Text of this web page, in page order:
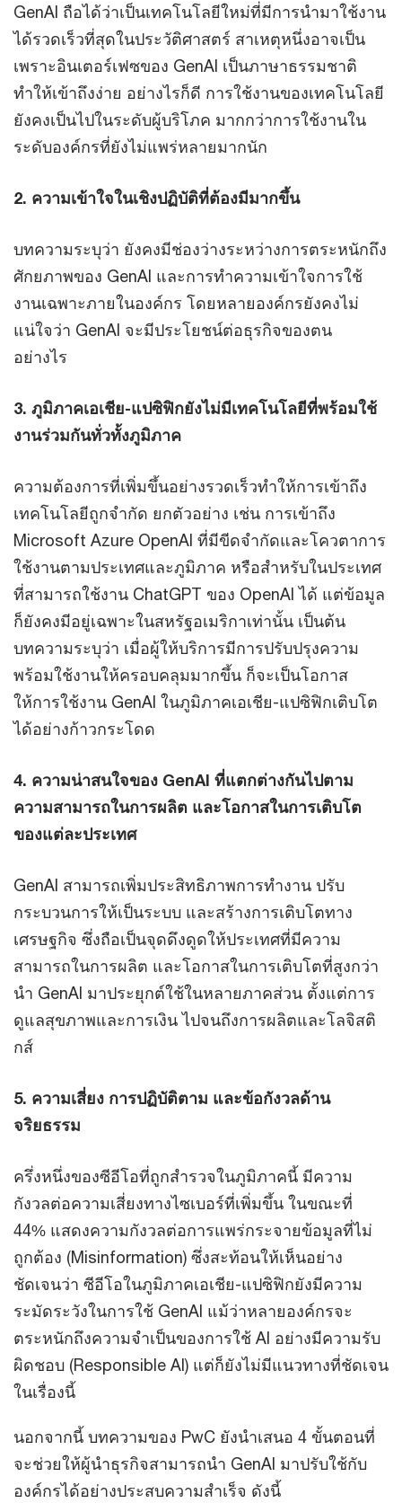
GenAI ถือได้ว่าเป็นเทคโนโลยีใหม่ที่มีการนำมาใช้งาน
ได้รวดเร็วที่สุดในประวัติศาสตร์ สาเหตุหนึ่งอาจเป็น
เพราะอินเตอร์เฟซของ GenAI เป็นภาษาธรรมชาติ
ทำให้เข้าถึงง่าย อย่างไรก็ดี การใช้งานของเทคโนโลยี
ยังคงเป็นไปในระดับผู้บริโภค มากกว่าการใช้งานใน
ระดับองค์กรที่ยังไม่แพร่หลายมากนัก
2. ความเข้าใจในเชิงปฏิบัติที่ต้องมีมากขึ้น
บทความระบุว่า ยังคงมีช่องว่างระหว่างการตระหนักถึง
ศักยภาพของ GenAI และการทำความเข้าใจการใช้
งานเฉพาะภายในองค์กร โดยหลายองค์กรยังคงไม่
แน่ใจว่า GenAI จะมีประโยชน์ต่อธุรกิจของตน
อย่างไร
3. ภูมิภาคเอเชีย-แปซิฟิกยังไม่มีเทคโนโลยีที่พร้อมใช้
งานร่วมกันทั่วทั้งภูมิภาค
ความต้องการที่เพิ่มขึ้นอย่างรวดเร็วทำให้การเข้าถึง
เทคโนโลยีถูกจำกัด ยกตัวอย่าง เช่น การเข้าถึง
Microsoft Azure OpenAI ที่มีขีดจำกัดและโควตาการ
ใช้งานตามประเทศและภูมิภาค หรือสำหรับในประเทศ
ที่สามารถใช้งาน ChatGPT ของ OpenAI ได้ แต่ข้อมูล
ก็ยังคงมีอยู่เฉพาะในสหรัฐอเมริกาเท่านั้น เป็นต้น
บทความระบุว่า เมื่อผู้ให้บริการมีการปรับปรุงความ
พร้อมใช้งานให้ครอบคลุมมากขึ้น ก็จะเป็นโอกาส
ให้การใช้งาน GenAI ในภูมิภาคเอเชีย-แปซิฟิกเติบโต
ได้อย่างก้าวกระโดด
4. ความน่าสนใจของ GenAI ที่แตกต่างกันไปตาม
ความสามารถในการผลิต และโอกาสในการเติบโต
ของแต่ละประเทศ
GenAI สามารถเพิ่มประสิทธิภาพการทำงาน ปรับ
กระบวนการให้เป็นระบบ และสร้างการเติบโตทาง
เศรษฐกิจ ซึ่งถือเป็นจุดดึงดูดให้ประเทศที่มีความ
สามารถในการผลิต และโอกาสในการเติบโตที่สูงกว่า
นำ GenAI มาประยุกต์ใช้ในหลายภาคส่วน ตั้งแต่การ
ดูแลสุขภาพและการเงิน ไปจนถึงการผลิตและโลจิสติ
กส์
5. ความเสี่ยง การปฏิบัติตาม และข้อกังวลด้าน
จริยธรรม
ครึ่งหนึ่งของซีอีโอที่ถูกสำรวจในภูมิภาคนี้ มีความ
กังวลต่อความเสี่ยงทางไซเบอร์ที่เพิ่มขึ้น ในขณะที่
44% แสดงความกังวลต่อการแพร่กระจายข้อมูลที่ไม่
ถูกต้อง (Misinformation) ซึ่งสะท้อนให้เห็นอย่าง
ชัดเจนว่า ซีอีโอในภูมิภาคเอเชีย-แปซิฟิกยังมีความ
ระมัดระวังในการใช้ GenAI แม้ว่าหลายองค์กรจะ
ตระหนักถึงความจำเป็นของการใช้ AI อย่างมีความรับ
ผิดชอบ (Responsible AI) แต่ก็ยังไม่มีแนวทางที่ชัดเจน
ในเรื่องนี้
นอกจากนี้ บทความของ PwC ยังนำเสนอ 4 ขั้นตอนที่
จะช่วยให้ผู้นำธุรกิจสามารถนำ GenAI มาปรับใช้กับ
องค์กรได้อย่างประสบความสำเร็จ ดังนี้